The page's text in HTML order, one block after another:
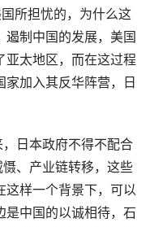
所担忧的，为什么这
遏制中国的发展，美国
亚太地区，而在这过程
加入其反华阵营，日
日本政府不得不配合
、产业链转移，这些
这样一个背景下，可以
是中国的以诚相待，石